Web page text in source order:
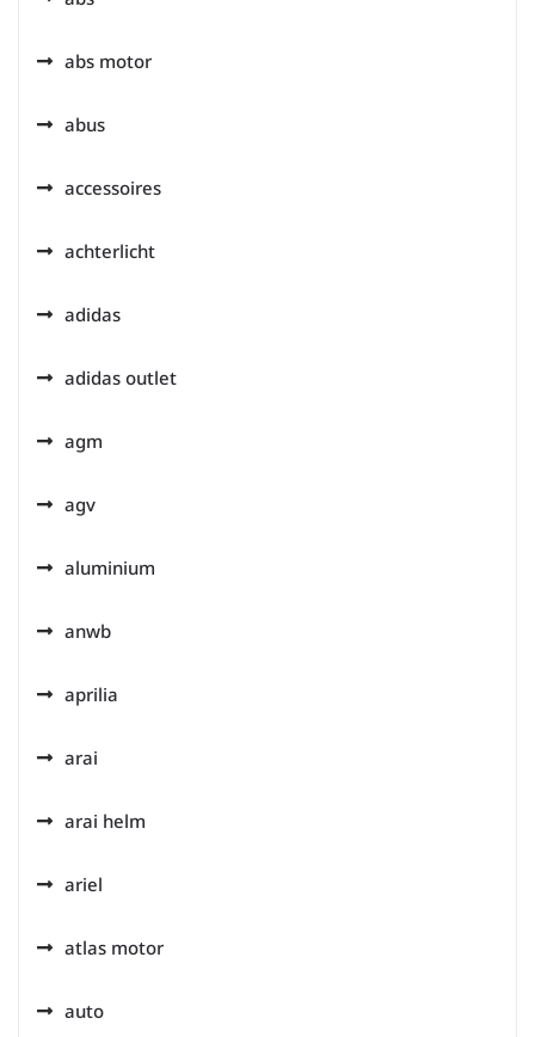
abs motor
abus
accessoires
achterlicht
adidas
adidas outlet
agm
agv
aluminium
anwb
aprilia
arai
arai helm
ariel
atlas motor
auto